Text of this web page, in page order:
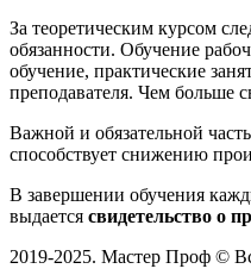
За теоретическим курсом
обязанности. Обучение
обучение, практические
преподавателя. Чем больше
Важной и обязательной
способствует снижению
В завершении обучения
выдается свидетельство о
2019-2025. Мастер Проф ©